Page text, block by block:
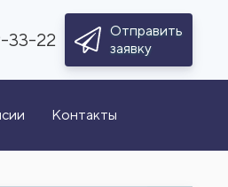
33-22
Отправить
заявку
Контакты